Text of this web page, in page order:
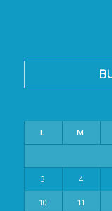
L M
3 4
10 11